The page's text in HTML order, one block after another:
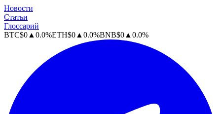
Новости
Статьи
Глоссарий
BTC$0 ▲ 0.0%ETH$0 ▲ 0.0%BNB$0 ▲ 0.0%